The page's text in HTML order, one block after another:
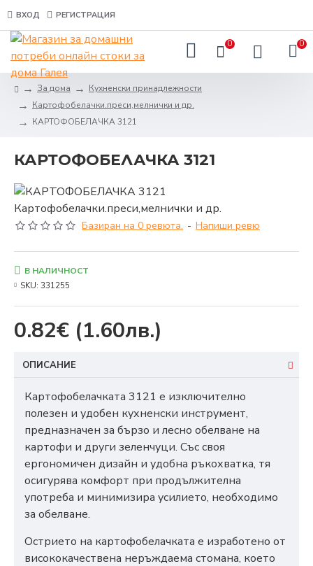
ВХОД РЕГИСТРАЦИЯ
0 0
За дома
Кухненски принадлежности
Картофобелачки.преси,мелнички и др.
КАРТОФОБЕЛАЧКА 3121
КАРТОФОБЕЛАЧКА 3121
Базиран на 0 ревюта. - Напиши ревю
0.82€ (1.60лв.)
В НАЛИЧНОСТ
SKU: 331255
ОПИСАНИЕ
Картофобелачката 3121 е изключително
полезен и удобен кухненски инструмент,
предназначен за бързо и лесно обелване на
картофи и други зеленчуци. Със своя
ергономичен дизайн и удобна ръкохватка, тя
осигурява комфорт при продължителна
употреба и минимизира усилието, необходимо
за обелване.
Острието на картофобелачката е изработено от
висококачествена неръждаема стомана, което